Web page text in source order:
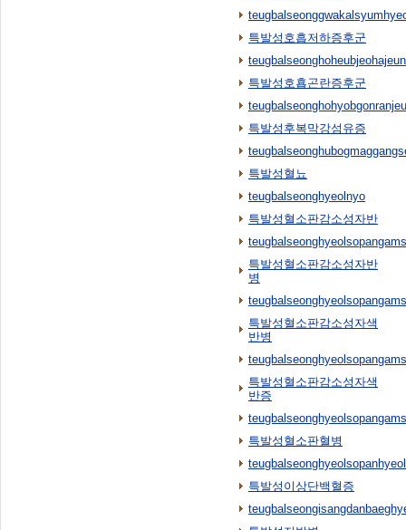
특발성호흡저하증후군
특발성호횹곤란증후군
특발성후복막강섬유증
특발성혈뇨
teugbalseonghyeolnyo
특발성혈소판감소성자반
특발성혈소판감소성자반
병
특발성혈소판감소성자색
반병
특발성혈소판감소성자색
반증
특발성혈소판혈병
특발성이상단백혈증